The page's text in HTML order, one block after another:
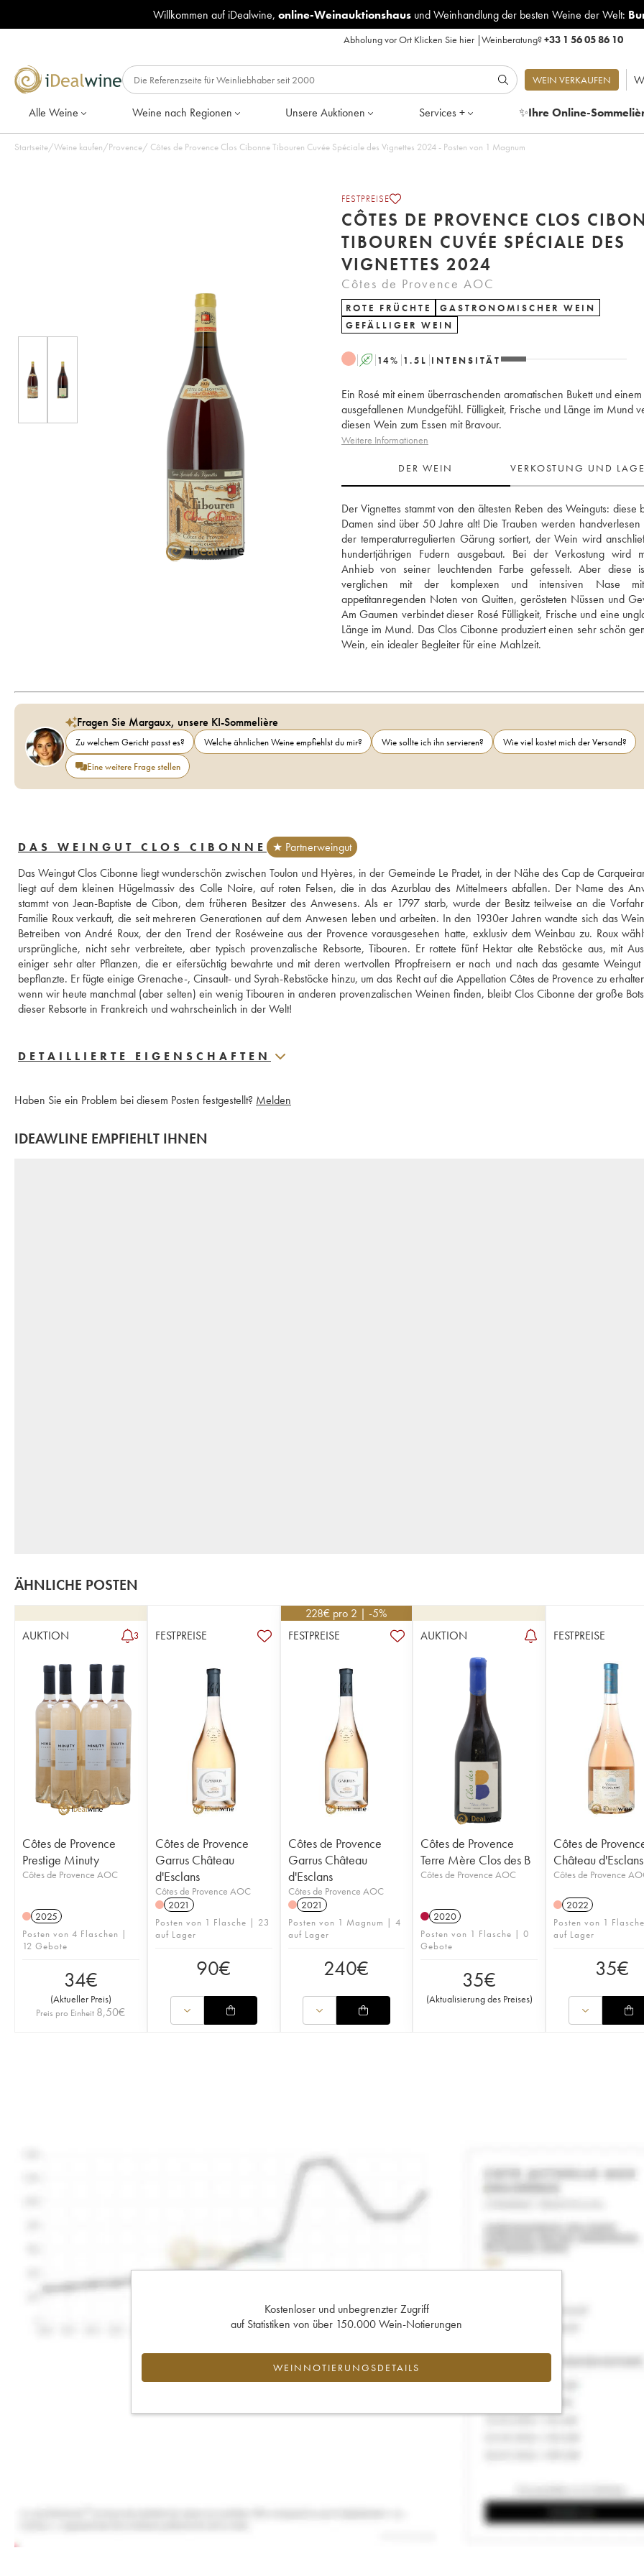
Willkommen auf iDealwine, online-Weinauktionshausund Weinhandlung der besten Weine der Welt:
Abholung vor Ort Klicken Sie hier|Weinberatung?+33 1 56 05 86 10
WEIN VERKAUFEN
Alle Weine Weine nach Regionen Unsere Auktionen Services + ✨Ihre Online-
Startseite/Weine kaufen/Provence/ Côtes de Provence Clos Cibonne Tibouren Cuvée Spéciale des Vignettes 2024 - Posten von 1 Magnum
FESTPREISE
CÔTES DE PROVENCE CLOS
TIBOUREN CUVÉE SPÉCIALE DES
VIGNETTES 2024
Côtes de Provence AOC
ROTE FRÜCHTE
GASTRONOMISCHER WEIN
GEFÄLLIGER WEIN
A 14% 1.5 L INTENSITÄT
Ein Rosé mit einem überraschenden aromatischen Bukett und einem
ausgefallenen Mundgefühl. Fülligkeit, Frische und Länge im Mund
diesen Wein zum Essen mit Bravour.
Weitere Informationen
DER WEIN VERKOSTUNG UND
Der Vignettes stammt von den ältesten Reben des Weinguts: diese
Damen sind über 50 Jahre alt! Die Trauben werden
der temperaturregulierten Gärung sortiert, der Wein wird
hundertjährigen Fudern ausgebaut. Bei der Verkostung wird
Anhieb von seiner leuchtenden Farbe gefesselt. Aber diese
verglichen mit der komplexen und intensiven Nase
appetitanregenden Noten von Quitten, gerösteten Nüssen und
Am Gaumen verbindet dieser Rosé Fülligkeit, Frische und eine
Länge im Mund. Das Clos Cibonne produziert einen sehr schön
Wein, ein idealer Begleiter für eine Mahlzeit.
Fragen Sie Margaux, unsere KI-Sommelière
Zu welchem Gericht passt es? Welche ähnlichen Weine empfiehlst du mir? Wie sollte ich ihn servieren?
Wie viel kostet mich der Versand?
Eine weitere Frage stellen
DAS WEINGUT CLOS CIBONNE
★ Partnerweingut
Das Weingut Clos Cibonne liegt wunderschön zwischen Toulon und Hyères, in der Gemeinde Le Pradet, in der Nähe des Cap de
liegt auf dem kleinen Hügelmassiv des Colle Noire, auf roten Felsen, die in das Azurblau des Mittelmeers abfallen. Der Name des
stammt von Jean-Baptiste de Cibon, dem früheren Besitzer des Anwesens. Als er 1797 starb, wurde der Besitz teilweise an die
Familie Roux verkauft, die seit mehreren Generationen auf dem Anwesen leben und arbeiten. In den 1930er Jahren wandte sich das
Betreiben von André Roux, der den Trend der Roséweine aus der Provence vorausgesehen hatte, exklusiv dem Weinbau zu. Roux
ursprüngliche, nicht sehr verbreitete, aber typisch provenzalische Rebsorte, Tibouren. Er rottete fünf Hektar alte Rebstöcke aus, mit
einiger sehr alter Pflanzen, die er eifersüchtig bewahrte und mit deren wertvollen Pfropfreisern er nach und nach das gesamte Weingut
bepflanzte. Er fügte einige Grenache-, Cinsault- und Syrah-Rebstöcke hinzu, um das Recht auf die Appellation Côtes de Provence zu
wenn wir heute manchmal (aber selten) ein wenig Tibouren in anderen provenzalischen Weinen finden, bleibt Clos Cibonne der große
dieser Rebsorte in Frankreich und wahrscheinlich in der Welt!
DETAILLIERTE EIGENSCHAFTEN
Haben Sie ein Problem bei diesem Posten festgestellt? Melden
IDEAWLINE EMPFIEHLT IHNEN
ÄHNLICHE POSTEN
AUKTION 3
Côtes de Provence
Prestige Minuty
Côtes de Provence AOC
2025
Posten von 4 Flaschen |
12 Gebote
34€
(Aktueller Preis)
Preis pro Einheit 8,50€
FESTPREISE
Côtes de Provence
Garrus Château
d'Esclans
Côtes de Provence AOC
2021
Posten von 1 Flasche | 23
auf Lager
90€
228€ pro 2 | -5%
FESTPREISE
Côtes de Provence
Garrus Château
d'Esclans
Côtes de Provence AOC
2021
Posten von 1 Magnum | 4
auf Lager
240€
AUKTION
Côtes de Provence
Terre Mère Clos des B
Côtes de Provence AOC
2020
Posten von 1 Flasche | 0
Gebote
35€
(Aktualisierung des Preises)
FESTPREISE
Côtes de
Château d'Esclans
Côtes de Provence
2022
Posten von 1
auf Lager
35€
Kostenloser und unbegrenzter Zugriff
auf Statistiken von über 150.000 Wein-Notierungen
WEINNOTIERUNGSDETAILS